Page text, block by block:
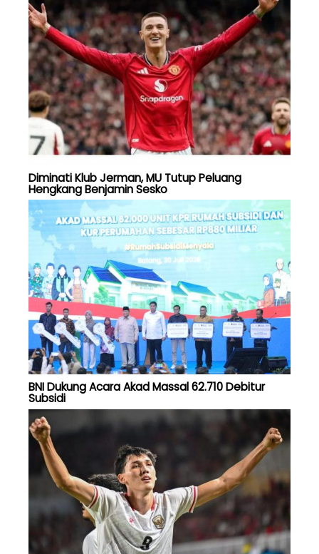
Diminati Klub Jerman, MU Tutup Peluang
Hengkang Benjamin Sesko
BNI Dukung Acara Akad Massal 62.710 Debitur
Subsidi